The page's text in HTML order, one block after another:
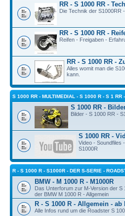
RR - S 1000 RR -
Die Technik der S1000RR
RR - S 1000 RR -
Reifen - Freigaben -
RR - S 1000 RR -
Alles womit man die
kann.
S 1000 RR - MULTIMEDIAL - S 1000 R - S 1 RR
S 1000 RR -
Bilder - S 1000 RR -
S 1000 RR -
Video - Soundfiles
S1000R
R - S 1000 R - S1000R - DER S-SERIE -
BMW - M 1000 R - M1000R
Das Unterforum zur M-Version der S
der BMW M 1000 R - Allgemein
R - S 1000 R - Allgemein -
Alle Infos rund um die Roadster S